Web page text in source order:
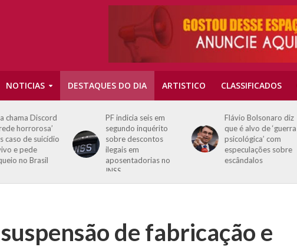
NOTICIAS DESTAQUES DO DIA ARTISTICO CLASSIFICADOS
seis em
inquérito
descontos
em
no
Flávio Bolsonaro diz
que é alvo de ‘guerra
psicológica’ com
especulações sobre
escândalos
Virginia parabeniza
renovação de Vini Jr
com o Real Madrid
de fabricação e